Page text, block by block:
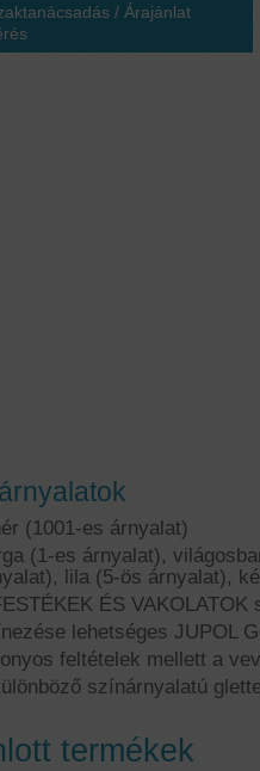
/ Árajánlat
(1001-es árnyalat)
(1-es árnyalat),
lila (5-ös árnyalat),
ÉS
lehetséges JUPOL
feltételek mellett a
színárnyalatú
termékek